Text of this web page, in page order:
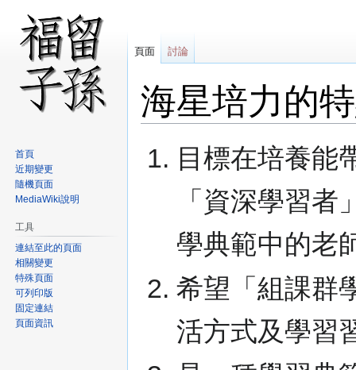
海星培力的
至
至
目標在培養能
「資深學習者
學典範中的老
希望「組課群
活方式及學習
頁面 討論
首頁
近期變更
隨機頁面
MediaWiki說明
工具
連結至此的頁面
相關變更
特殊頁面
可列印版
固定連結
頁面資訊